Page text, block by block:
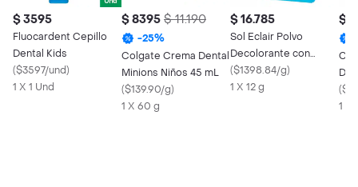
$ 3595
Fluocardent Cepillo
Dental Kids
($3597/und)
1 X 1 Und
$ 8395 $ 11.190
-25%
Colgate Crema Dental
Minions Niños 45 mL
($139.90/g)
1 X 60 g
$ 16.785
Sol Eclair Polvo
Decolorante con
Aceite de Argán Kit
($1398.84/g)
1 X 12 g
$
(
1 X